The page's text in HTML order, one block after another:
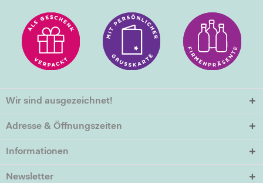
Wir sind ausgezeichnet!
Adresse & Öffnungszeiten
Informationen
Newsletter